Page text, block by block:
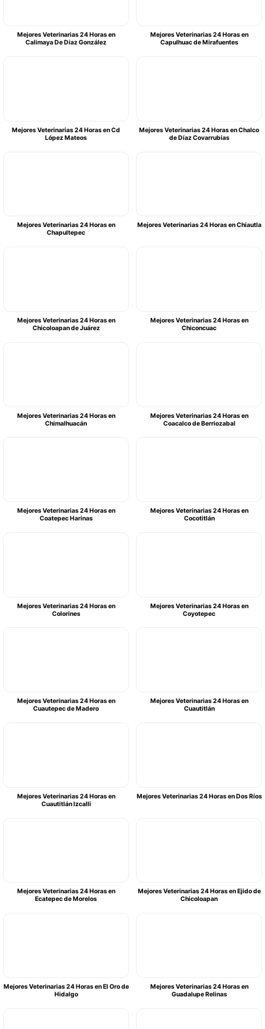
Mejores Veterinarias 24 Horas en
Calimaya De Díaz González
Mejores Veterinarias 24 Horas en
Capulhuac de Mirafuentes
Mejores Veterinarias 24 Horas en Cd
López Mateos
Mejores Veterinarias 24 Horas en Chalco
de Díaz Covarrubias
Mejores Veterinarias 24 Horas en
Chapultepec
Mejores Veterinarias 24 Horas en Chiautla
Mejores Veterinarias 24 Horas en
Chicoloapan de Juárez
Mejores Veterinarias 24 Horas en
Chiconcuac
Mejores Veterinarias 24 Horas en
Chimalhuacán
Mejores Veterinarias 24 Horas en
Coacalco de Berriozabal
Mejores Veterinarias 24 Horas en
Coatepec Harinas
Mejores Veterinarias 24 Horas en
Cocotitlán
Mejores Veterinarias 24 Horas en
Colorines
Mejores Veterinarias 24 Horas en
Coyotepec
Mejores Veterinarias 24 Horas en
Cuautepec de Madero
Mejores Veterinarias 24 Horas en
Cuautitlán
Mejores Veterinarias 24 Horas en
Cuautitlán Izcalli
Mejores Veterinarias 24 Horas en Dos Ríos
Mejores Veterinarias 24 Horas en
Ecatepec de Morelos
Mejores Veterinarias 24 Horas en Ejido de
Chicoloapan
Mejores Veterinarias 24 Horas en El Oro de
Hidalgo
Mejores Veterinarias 24 Horas en
Guadalupe Relinas